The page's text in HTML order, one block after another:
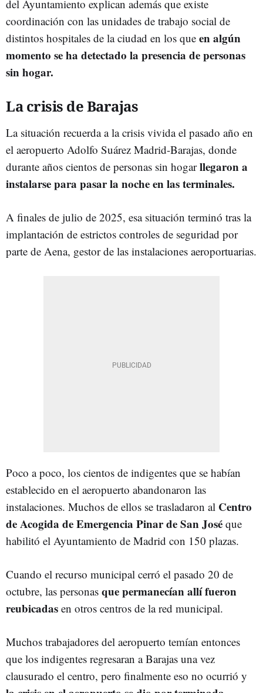
del Ayuntamiento explican además que existe
coordinación con las unidades de trabajo social de
distintos hospitales de la ciudad en los que en algún
momento se ha detectado la presencia de personas
sin hogar.
La crisis de Barajas
La situación recuerda a la crisis vivida el pasado año en
el aeropuerto Adolfo Suárez Madrid-Barajas, donde
durante años cientos de personas sin hogarllegaron a
instalarse para pasar la noche en las terminales.
A finales de julio de 2025, esa situación terminó tras la
implantación de estrictos controles de seguridad por
parte de Aena, gestor de las instalaciones aeroportuarias.
Poco a poco, los cientos de indigentes que se habían
establecido en el aeropuerto abandonaron las
instalaciones. Muchos de ellos se trasladaron al Centro
de Acogida de Emergencia Pinar de San José que
habilitó el Ayuntamiento de Madrid con 150 plazas.
Cuando el recurso municipal cerró el pasado 20 de
octubre, las personas que permanecían allí fueron
reubicadas en otros centros de la red municipal.
Muchos trabajadores del aeropuerto temían entonces
que los indigentes regresaran a Barajas una vez
clausurado el centro, pero finalmente eso no ocurrió y